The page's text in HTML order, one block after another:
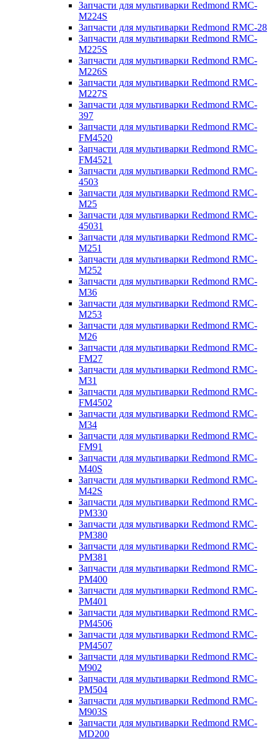
Запчасти для мультиварки Redmond RMC-
M224S
Запчасти для мультиварки Redmond RMC-28
Запчасти для мультиварки Redmond RMC-
M225S
Запчасти для мультиварки Redmond RMC-
M226S
Запчасти для мультиварки Redmond RMC-
M227S
Запчасти для мультиварки Redmond RMC-
397
Запчасти для мультиварки Redmond RMC-
FM4520
Запчасти для мультиварки Redmond RMC-
FM4521
Запчасти для мультиварки Redmond RMC-
4503
Запчасти для мультиварки Redmond RMC-
M25
Запчасти для мультиварки Redmond RMC-
45031
Запчасти для мультиварки Redmond RMC-
M251
Запчасти для мультиварки Redmond RMC-
M252
Запчасти для мультиварки Redmond RMC-
M36
Запчасти для мультиварки Redmond RMC-
M253
Запчасти для мультиварки Redmond RMC-
M26
Запчасти для мультиварки Redmond RMC-
FM27
Запчасти для мультиварки Redmond RMC-
M31
Запчасти для мультиварки Redmond RMC-
FM4502
Запчасти для мультиварки Redmond RMC-
M34
Запчасти для мультиварки Redmond RMC-
FM91
Запчасти для мультиварки Redmond RMC-
M40S
Запчасти для мультиварки Redmond RMC-
M42S
Запчасти для мультиварки Redmond RMC-
PM330
Запчасти для мультиварки Redmond RMC-
PM380
Запчасти для мультиварки Redmond RMC-
PM381
Запчасти для мультиварки Redmond RMC-
PM400
Запчасти для мультиварки Redmond RMC-
PM401
Запчасти для мультиварки Redmond RMC-
PM4506
Запчасти для мультиварки Redmond RMC-
PM4507
Запчасти для мультиварки Redmond RMC-
M902
Запчасти для мультиварки Redmond RMC-
PM504
Запчасти для мультиварки Redmond RMC-
M903S
Запчасти для мультиварки Redmond RMC-
MD200